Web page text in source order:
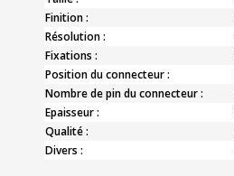
Finition :
Résolution :
Fixations :
Position du connecteur :
Nombre de pin du connecteur :
Epaisseur :
Qualité :
Divers :